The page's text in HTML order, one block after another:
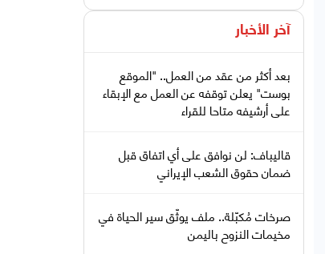
آخر الأخبار
بعد أكثر من عقد من العمل.. "الموقع
بوست" يعلن توقفه عن العمل مع الإبقاء
على أرشيفه متاحا للقراء
قاليباف: لن نوافق على أي اتفاق قبل
ضمان حقوق الشعب الإيراني
صرخات مُكبّلة.. ملف يوثّق سير الحياة في
مخيمات النزوح باليمن